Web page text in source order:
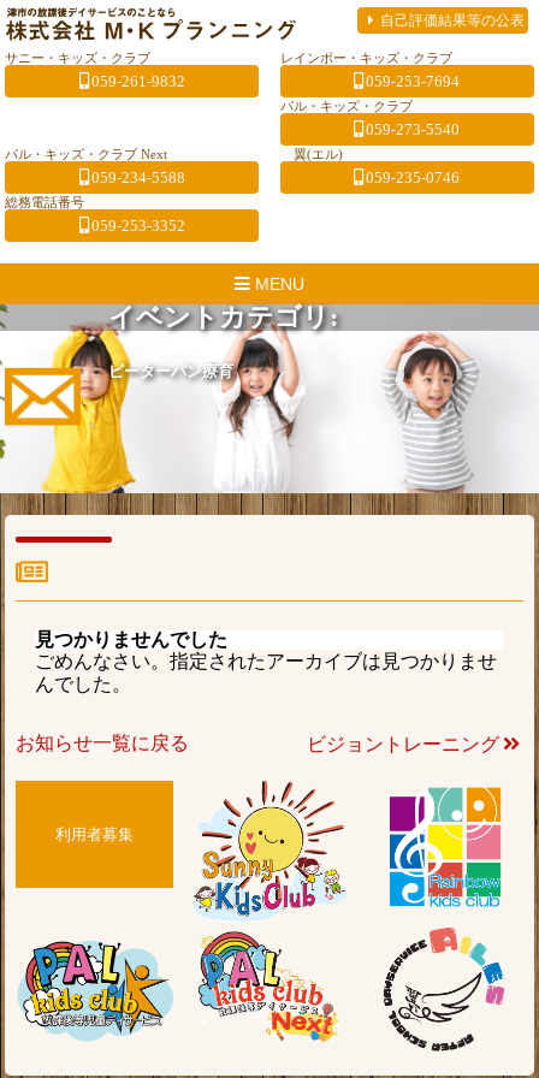
自己評価結果等の公表
サニー・キッズ・クラブ
059-261-9832
レインボー・キッズ・クラブ
059-253-7694
パル・キッズ・クラブ
059-273-5540
パル・キッズ・クラブ Next
059-234-5588
翼(エル)
059-235-0746
総務電話番号
059-253-3352
MENU
イベントカテゴリ:
ピーターパン療育
見つかりませんでした
ごめんなさい。指定されたアーカイブは見つかりませ
んでした。
お知らせ一覧に戻る ビジョントレーニング
利用者募集